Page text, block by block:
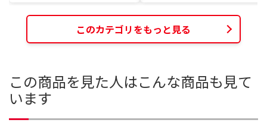
このカテゴリをもっと見る
この商品を見た人はこんな商品も見て
います